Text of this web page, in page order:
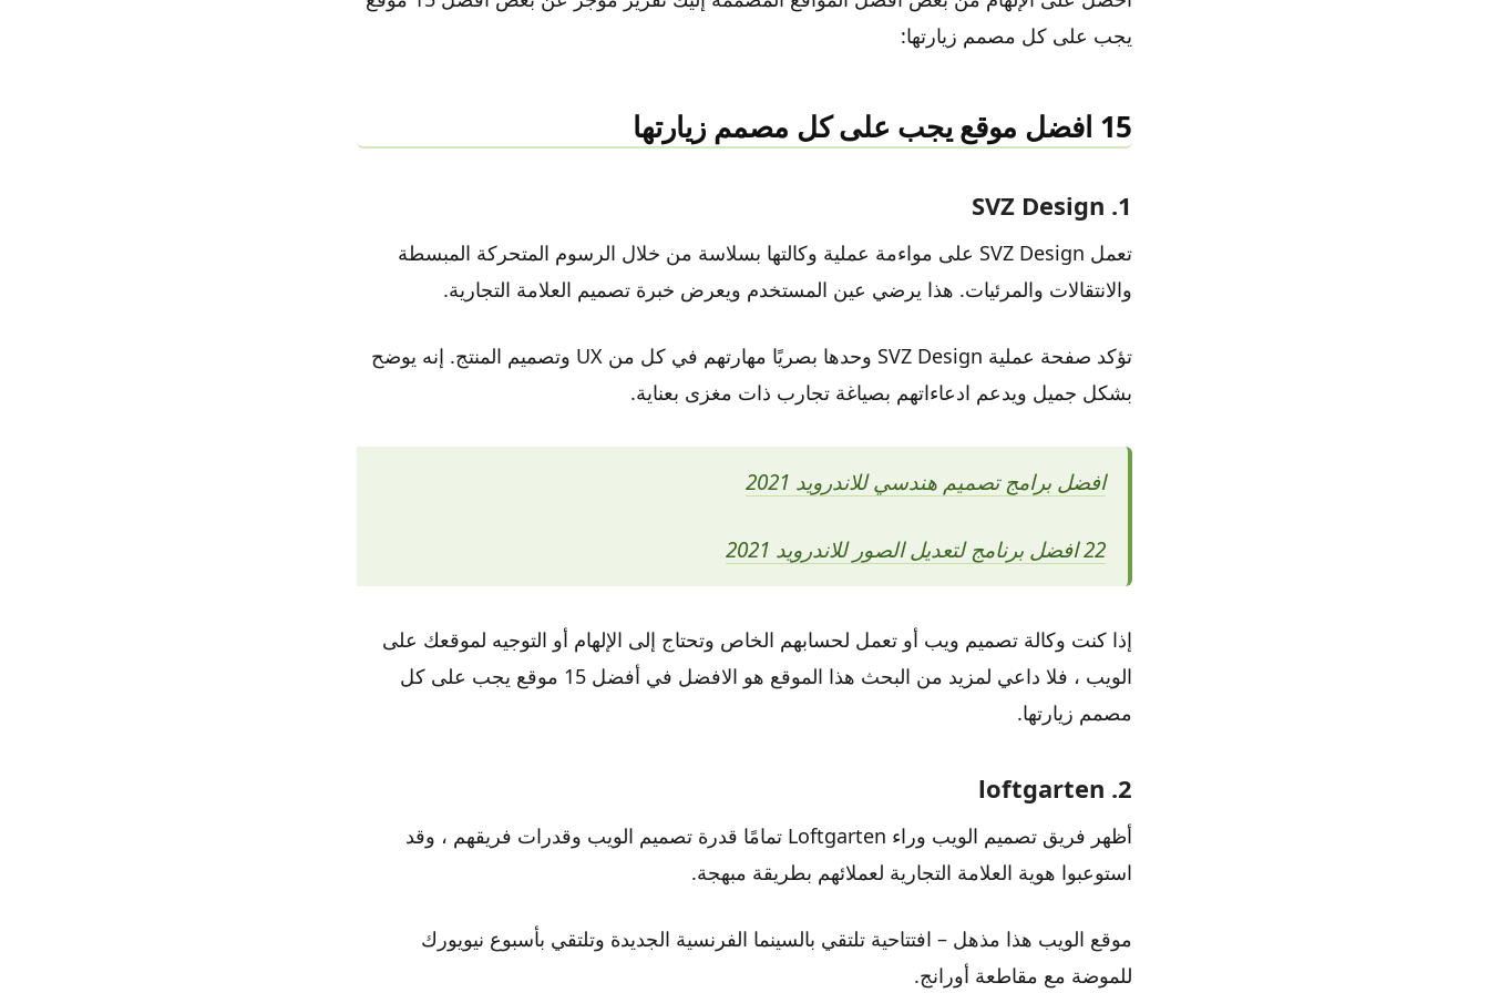
يجب على كل مصمم زيارتها:
15 افضل موقع يجب على كل مصمم زيارتها
1. SVZ Design
تعمل SVZ Design على مواءمة عملية وكالتها بسلاسة من خلال الرسوم المتحركة المبسطة
والانتقالات والمرئيات. هذا يرضي عين المستخدم ويعرض خبرة تصميم العلامة التجارية.
تؤكد صفحة عملية SVZ Design وحدها بصريًا مهارتهم في كل من UX وتصميم المنتج. إنه يوضح
بشكل جميل ويدعم ادعاءاتهم بصياغة تجارب ذات مغزى بعناية.
افضل برامج تصميم هندسي للاندرويد 2021
22 افضل برنامج لتعديل الصور للاندرويد 2021
إذا كنت وكالة تصميم ويب أو تعمل لحسابهم الخاص وتحتاج إلى الإلهام أو التوجيه لموقعك على
الويب ، فلا داعي لمزيد من البحث هذا الموقع هو الافضل في أفضل 15 موقع يجب على كل
مصمم زيارتها.
2. loftgarten
أظهر فريق تصميم الويب وراء Loftgarten تمامًا قدرة تصميم الويب وقدرات فريقهم ، وقد
استوعبوا هوية العلامة التجارية لعملائهم بطريقة مبهجة.
موقع الويب هذا مذهل – افتتاحية تلتقي بالسينما الفرنسية الجديدة وتلتقي بأسبوع نيويورك
للموضة مع مقاطعة أورانج.